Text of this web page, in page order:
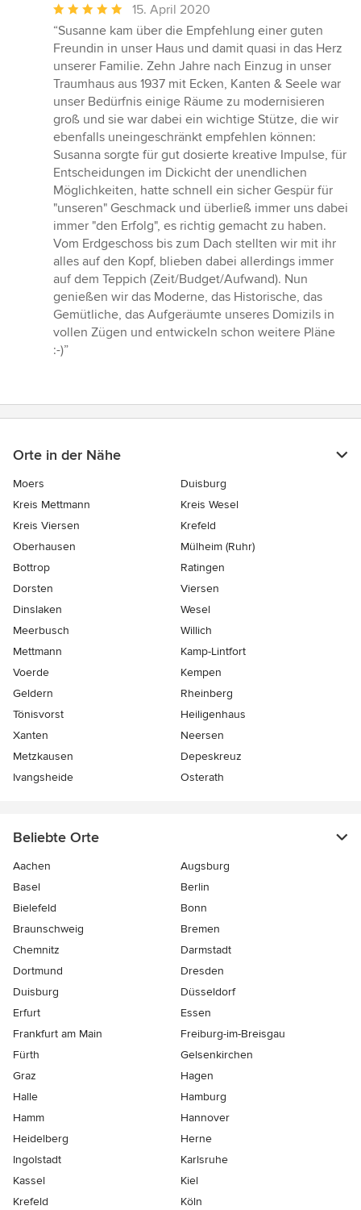
Durchschnittliche
Bewertung:
5
von
5
Sternen
15. April 2020
“Susanne kam über die Empfehlung einer guten
Freundin in unser Haus und damit quasi in das Herz
unserer Familie. Zehn Jahre nach Einzug in unser
Traumhaus aus 1937 mit Ecken, Kanten & Seele war
unser Bedürfnis einige Räume zu modernisieren
groß und sie war dabei ein wichtige Stütze, die wir
ebenfalls uneingeschränkt empfehlen können:
Susanna sorgte für gut dosierte kreative Impulse, für
Entscheidungen im Dickicht der unendlichen
Möglichkeiten, hatte schnell ein sicher Gespür für
"unseren" Geschmack und überließ immer uns dabei
immer "den Erfolg", es richtig gemacht zu haben.
Vom Erdgeschoss bis zum Dach stellten wir mit ihr
alles auf den Kopf, blieben dabei allerdings immer
auf dem Teppich (Zeit/Budget/Aufwand). Nun
genießen wir das Moderne, das Historische, das
Gemütliche, das Aufgeräumte unseres Domizils in
vollen Zügen und entwickeln schon weitere Pläne
:-)”
Orte in der Nähe
Moers
Duisburg
Kreis Mettmann
Kreis Wesel
Kreis Viersen
Krefeld
Oberhausen
Mülheim (Ruhr)
Bottrop
Ratingen
Dorsten
Viersen
Dinslaken
Wesel
Meerbusch
Willich
Mettmann
Kamp-Lintfort
Voerde
Kempen
Geldern
Rheinberg
Tönisvorst
Heiligenhaus
Xanten
Neersen
Metzkausen
Depeskreuz
Ivangsheide
Osterath
Beliebte Orte
Aachen
Augsburg
Basel
Berlin
Bielefeld
Bonn
Braunschweig
Bremen
Chemnitz
Darmstadt
Dortmund
Dresden
Duisburg
Düsseldorf
Erfurt
Essen
Frankfurt am Main
Freiburg-im-Breisgau
Fürth
Gelsenkirchen
Graz
Hagen
Halle
Hamburg
Hamm
Hannover
Heidelberg
Herne
Ingolstadt
Karlsruhe
Kassel
Kiel
Krefeld
Köln